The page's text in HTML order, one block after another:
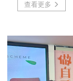
查看更多